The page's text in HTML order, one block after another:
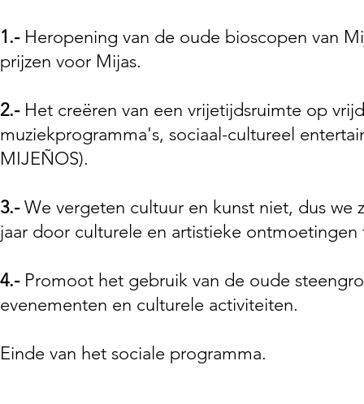
1.-Heropening van de oude bioscopen van
prijzen voor Mijas.
2.-Het creëren van een vrijetijdsruimte op
muziekprogramma's, sociaal-cultureel
MIJEÑOS).
3.-We vergeten cultuur en kunst niet, dus we
jaar door culturele en artistieke ontmoetingen
4.-Promoot het gebruik van de oude
evenementen en culturele activiteiten.
Einde van het sociale programma.